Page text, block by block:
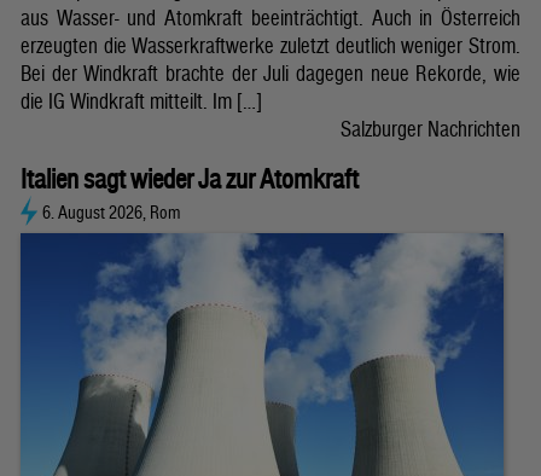
aus Wasser- und Atomkraft beeinträchtigt. Auch in Österreich
erzeugten die Wasserkraftwerke zuletzt deutlich weniger Strom.
Bei der Windkraft brachte der Juli dagegen neue Rekorde, wie
die IG Windkraft mitteilt. Im […]
Salzburger Nachrichten
Italien sagt wieder Ja zur Atomkraft
6. August 2026, Rom